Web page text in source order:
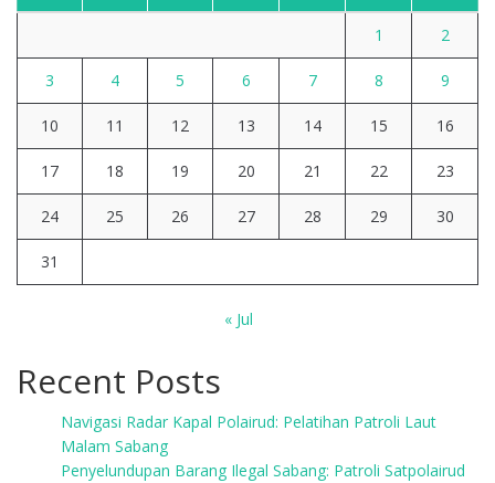
1 2
3 4 5 6 7 8 9
10 11 12 13 14 15 16
17 18 19 20 21 22 23
24 25 26 27 28 29 30
31
« Jul
Recent Posts
Navigasi Radar Kapal Polairud: Pelatihan Patroli Laut
Malam Sabang
Penyelundupan Barang Ilegal Sabang: Patroli Satpolairud